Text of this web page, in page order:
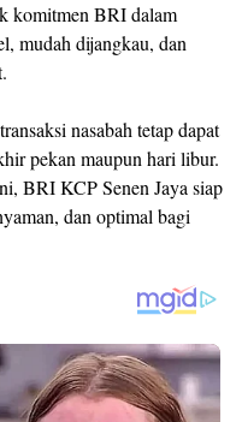
komitmen BRI dalam
mudah dijangkau, dan
nasabah tetap dapat
pekan maupun hari libur.
BRI KCP Senen Jaya siap
dan optimal bagi